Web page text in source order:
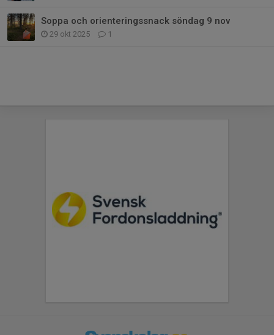
Soppa och orienteringssnack söndag 9 nov
29 okt 2025 1